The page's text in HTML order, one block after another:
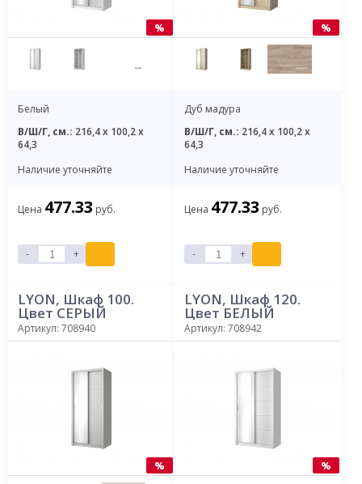
%
Белый
В/Ш/Г, см.: 216,4 x 100,2 x
64,3
Наличие уточняйте
Цена 477.33 руб.
- +
%
Дуб мадура
В/Ш/Г, см.: 216,4 x 100,2 x
64,3
Наличие уточняйте
Цена 477.33 руб.
- +
LYON, Шкаф 100.
Цвет СЕРЫЙ
Артикул: 708940
%
LYON, Шкаф 120.
Цвет БЕЛЫЙ
Артикул: 708942
%